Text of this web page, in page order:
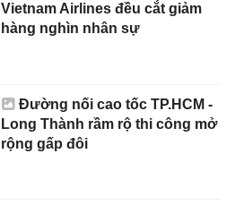
Vietnam Airlines đều cắt giảm
hàng nghìn nhân sự
Đường nối cao tốc TP.HCM -
Long Thành rầm rộ thi công mở
rộng gấp đôi